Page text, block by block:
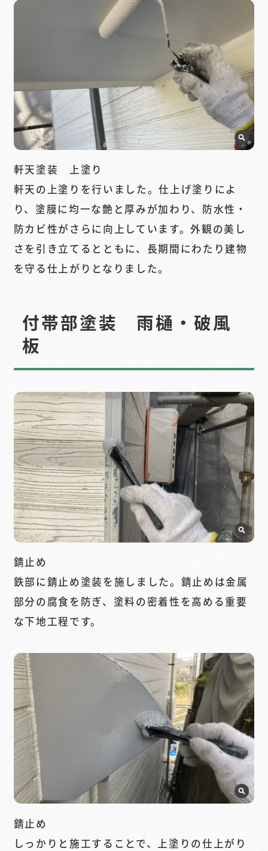
軒天塗装 上塗り
軒天の上塗りを行いました。仕上げ塗りによ
り、塗膜に均一な艶と厚みが加わり、防水性・
防カビ性がさらに向上しています。外観の美し
さを引き立てるとともに、長期間にわたり建物
を守る仕上がりとなりました。
付帯部塗装 雨樋・破風
板
錆止め
鉄部に錆止め塗装を施しました。錆止めは金属
部分の腐食を防ぎ、塗料の密着性を高める重要
な下地工程です。
錆止め
しっかりと施工することで、上塗りの仕上がり